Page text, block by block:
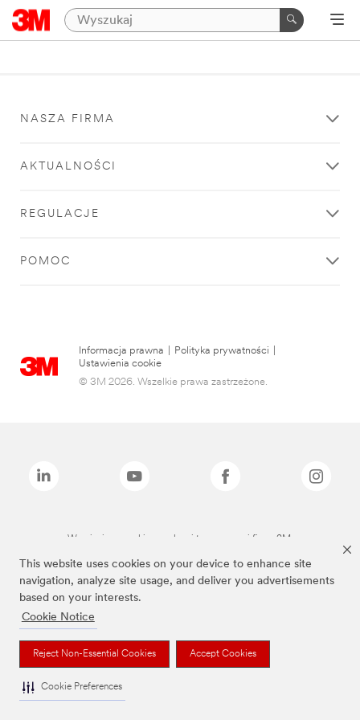
This website uses cookies on your device to enhance site
navigation, analyze site usage, and deliver you advertisements
based on your interests.
Cookie Notice
Reject Non-Essential Cookies Accept Cookies
Cookie Preferences
NASZA FIRMA
AKTUALNOŚCI
REGULACJE
POMOC
Informacja prawna Polityka prywatności
Ustawienia cookie
© 3M 2026. Wszelkie prawa zastrzeżone.
Wymienione marki są znakami towarowymi firmy 3M.